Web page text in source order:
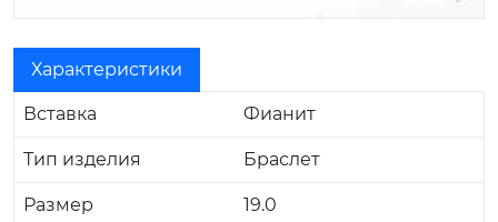
Характеристики
Вставка Фианит
Тип изделия Браслет
Размер 19.0